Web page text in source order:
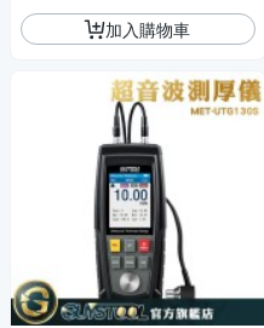
加入購物車